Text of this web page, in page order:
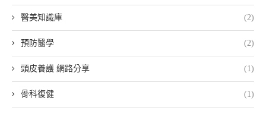
醫美知識庫 (2)
預防醫學 (2)
頭皮養護 網路分享 (1)
骨科復健 (1)